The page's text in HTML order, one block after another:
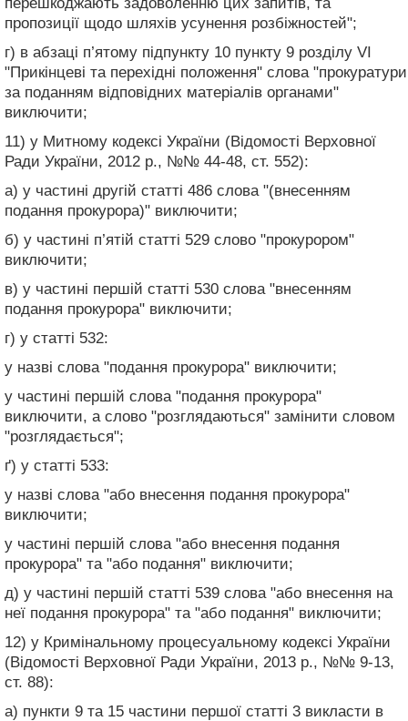
пропозиції щодо шляхів усунення розбіжностей";
г) в абзаці п’ятому підпункту 10 пункту 9 розділу VI
"Прикінцеві та перехідні положення" слова "прокуратури
за поданням відповідних матеріалів органами"
виключити;
11) у Митному кодексі України (Відомості Верховної
Ради України, 2012 р., №№ 44-48, ст. 552):
а) у частині другій статті 486 слова "(внесенням
подання прокурора)" виключити;
б) у частині п’ятій статті 529 слово "прокурором"
виключити;
в) у частині першій статті 530 слова "внесенням
подання прокурора" виключити;
г) у статті 532:
у назві слова "подання прокурора" виключити;
у частині першій слова "подання прокурора"
виключити, а слово "розглядаються" замінити словом
"розглядається";
ґ) у статті 533:
у назві слова "або внесення подання прокурора"
виключити;
у частині першій слова "або внесення подання
прокурора" та "або подання" виключити;
д) у частині першій статті 539 слова "або внесення на
неї подання прокурора" та "або подання" виключити;
12) у Кримінальному процесуальному кодексі України
(Відомості Верховної Ради України, 2013 р., №№ 9-13,
ст. 88):
а) пункти 9 та 15 частини першої статті 3 викласти в